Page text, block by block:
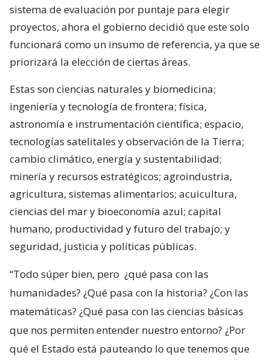
sistema de evaluación por puntaje para elegir
proyectos, ahora el gobierno decidió que este solo
funcionará como un insumo de referencia, ya que se
priorizará la elección de ciertas áreas.
Estas son ciencias naturales y biomedicina;
ingeniería y tecnología de frontera; física,
astronomía e instrumentación científica; espacio,
tecnologías satelitales y observación de la Tierra;
cambio climático, energía y sustentabilidad;
minería y recursos estratégicos; agroindustria,
agricultura, sistemas alimentarios; acuicultura,
ciencias del mar y bioeconomía azul; capital
humano, productividad y futuro del trabajo; y
seguridad, justicia y políticas públicas.
“Todo súper bien, pero ¿qué pasa con las
humanidades? ¿Qué pasa con la historia? ¿Con las
matemáticas? ¿Qué pasa con las ciencias básicas
que nos permiten entender nuestro entorno? ¿Por
qué el Estado está pauteando lo que tenemos que